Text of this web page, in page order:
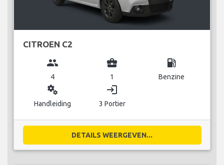
CITROEN C2
group
4
business_center
1
local_gas_station
Benzine
miscellaneous_services
Handleiding
login
3 Portier
DETAILS WEERGEVEN...